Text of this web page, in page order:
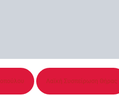
Λαϊκή Συσπείρωση Θήρας